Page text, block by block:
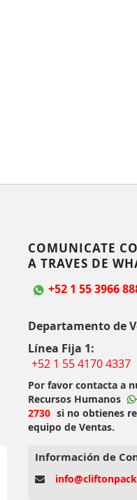
COMUNICATE
A TRAVES DE
+52 1 55 3966
Departamento de
Línea Fija 1:
+52 1 55 4170 4337
Por favor contacta a
Recursos Humanos
2730 si no obtienes
equipo de Ventas.
Información de